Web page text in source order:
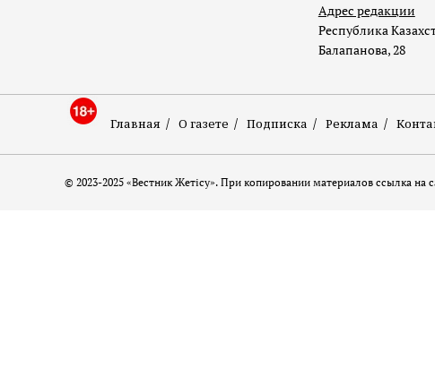
Адрес редакции
Республика
Балапанова, 28
Главная О газете Подписка Реклама
© 2023-2025 «Вестник Жетісу». При копировании материалов ссылка на